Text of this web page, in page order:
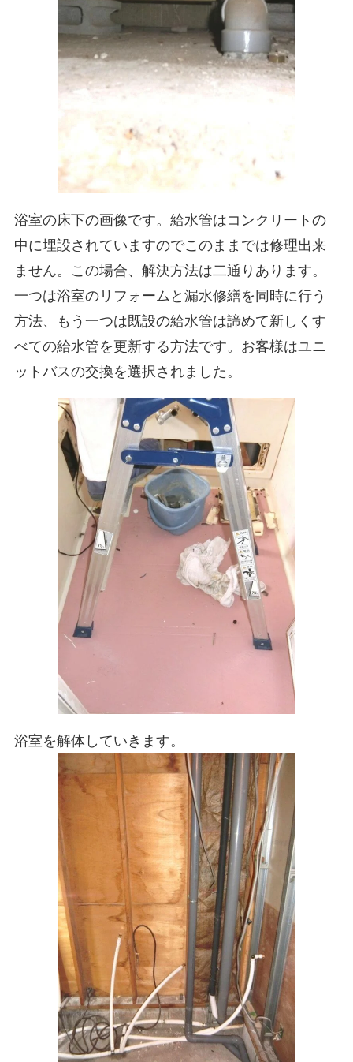
浴室の床下の画像です。給水管はコンクリートの
中に埋設されていますのでこのままでは修理出来
ません。この場合、解決方法は二通りあります。
一つは浴室のリフォームと漏水修繕を同時に行う
方法、もう一つは既設の給水管は諦めて新しくす
べての給水管を更新する方法です。お客様はユニ
ットバスの交換を選択されました。
浴室を解体していきます。